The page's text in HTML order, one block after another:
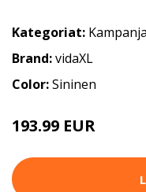
Kategoriat:
Brand:vidaXL
Color:Sininen
193.99 EUR